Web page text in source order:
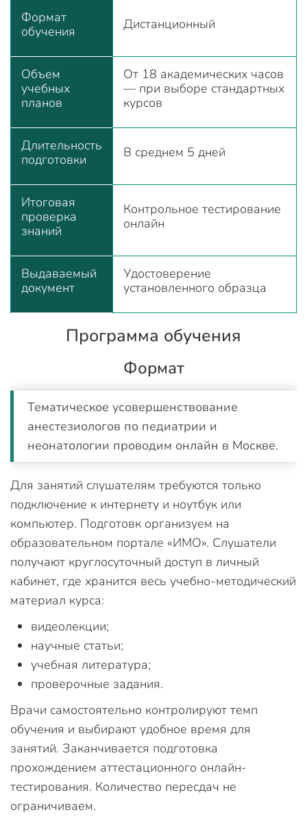
Формат
обучения
Дистанционный
Объем
учебных
планов
От 18 академических часов
— при выборе стандартных
курсов
Длительность
подготовки
В среднем 5 дней
Итоговая
проверка
знаний
Контрольное тестирование
онлайн
Выдаваемый
документ
Удостоверение
установленного образца
Программа обучения
Формат
Тематическое усовершенствование
анестезиологов по педиатрии и
неонатологии проводим онлайн в Москве.
Для занятий слушателям требуются только
подключение к интернету и ноутбук или
компьютер. Подготовк организуем на
образовательном портале «ИМО». Слушатели
получают круглосуточный доступ в личный
кабинет, где хранится весь учебно-методический
материал курса:
видеолекции;
научные статьи;
учебная литература;
проверочные задания.
Врачи самостоятельно контролируют темп
обучения и выбирают удобное время для
занятий. Заканчивается подготовка
прохождением аттестационного онлайн-
тестирования. Количество пересдач не
ограничиваем.